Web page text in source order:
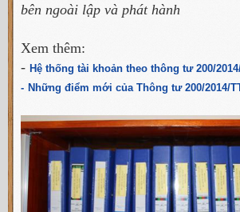
bên ngoài lập và phát hành
Xem thêm:
- Hệ thống tài khoản theo thông tư 200/
- Những điểm mới của Thông tư 200/2014/